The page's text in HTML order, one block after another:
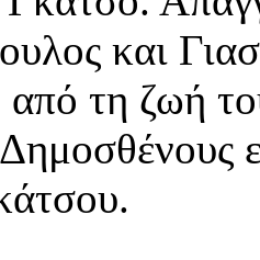
και
από τη ζωή